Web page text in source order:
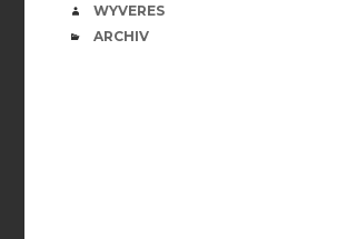
VERFASSER
WYVERES
CATEGORIES
ARCHIV